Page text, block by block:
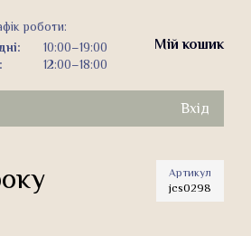
роботи:
10:00–19:00
12:00–18:00
Мій кошик
Вхід
Артикул
jcs0298